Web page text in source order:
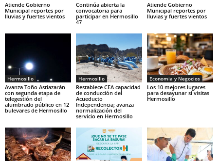
Atiende Gobierno
Municipal reportes por
lluvias y fuertes vientos
Continúa abierta la
convocatoria para
participar en Hermosillo
47
Atiende Gobierno
Municipal reportes por
lluvias y fuertes vientos
Hermosillo
Avanza Toño Astiazarán
con segunda etapa de
telegestión del
alumbrado público en 12
bulevares de Hermosillo
Hermosillo
Restablece CEA capacidad
de conducción del
Acueducto
Independencia; avanza
normalización del
servicio en Hermosillo
Economia y Negocios
Los 10 mejores lugares
para desayunar si visitas
Hermosillo